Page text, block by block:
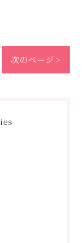
次のページ >